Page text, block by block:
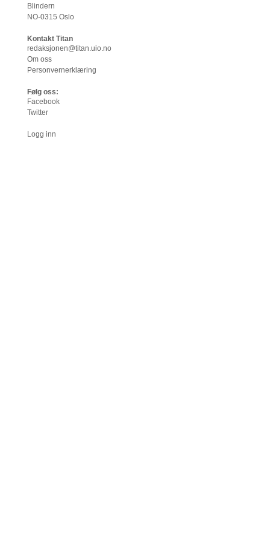
Blindern
NO-0315 Oslo
Kontakt Titan
redaksjonen@titan.uio.no
Om oss
Personvernerklæring
Følg oss:
Facebook
Twitter
Logg inn